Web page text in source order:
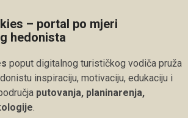
– portal po mjeri
hedonista
poput digitalnog turističkog vodiča pruža
inspiraciju, motivaciju, edukaciju i
putovanja, planinarenja,